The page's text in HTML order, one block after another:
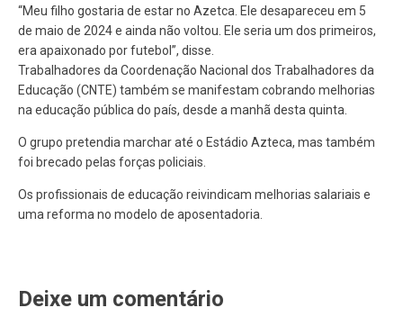
“Meu filho gostaria de estar no Azetca. Ele desapareceu em 5
de maio de 2024 e ainda não voltou. Ele seria um dos primeiros,
era apaixonado por futebol”, disse.
Trabalhadores da Coordenação Nacional dos Trabalhadores da
Educação (CNTE) também se manifestam cobrando melhorias
na educação pública do país, desde a manhã desta quinta.
O grupo pretendia marchar até o Estádio Azteca, mas também
foi brecado pelas forças policiais.
Os profissionais de educação reivindicam melhorias salariais e
uma reforma no modelo de aposentadoria.
Deixe um comentário